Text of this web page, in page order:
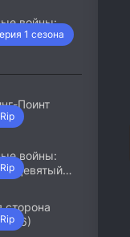
1 сезона
войны:
Девятый
(2026)
Поинт
войны:
Девятый
сторона